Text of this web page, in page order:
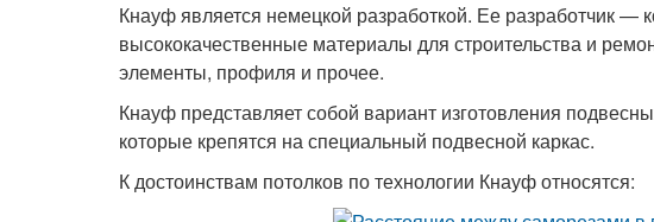
Кнауф является немецкой разработкой. Ее разработчик
высококачественные материалы для строительства и
элементы, профиля и прочее.
Кнауф представляет собой вариант изготовления
которые крепятся на специальный подвесной каркас.
К достоинствам потолков по технологии Кнауф относятся: